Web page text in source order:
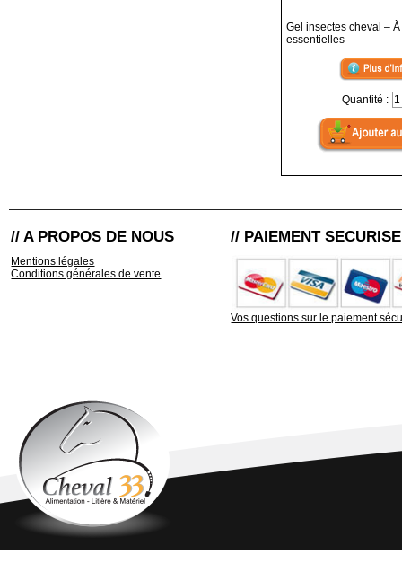
Gel insectes cheval –
essentielles
Quantité :
// A PROPOS DE NOUS
Mentions légales
Conditions générales de vente
// PAIEMENT SECURISE
Vos questions sur le paiement